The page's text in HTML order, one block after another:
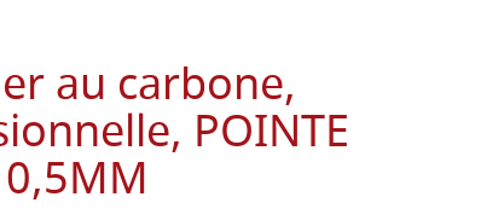
au carbone,
POINTE